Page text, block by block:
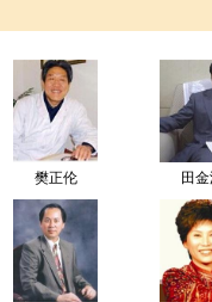
樊正伦 田